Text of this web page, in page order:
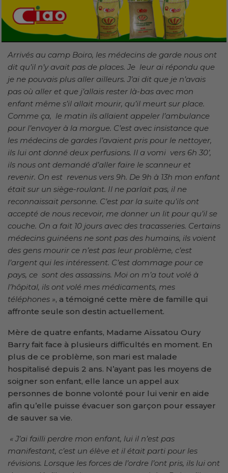
Arrivés au camp Boiro, les médecins de garde nous ont
dit qu’il n’y avait pas de places. Je leur ai répondu que
je ne pouvais plus aller ailleurs. J’ai dit que je n’avais
pas où aller et que j’allais rester là-bas avec mon
enfant même s’il allait mourir, qu’il meurt sur place.
Comme ça, le matin ils allaient appeler l’ambulance
pour l’envoyer à la morgue. C’est avec insistance que
les médecins de gardes l’avaient pris pour le nettoyer,
ils lui ont donné deux perfusions. Il a vomi vers 6h 30’,
ils nous ont demandé d’aller faire le scanneur et
revenir. On est revenus vers 9h. De 9h à 13h mon enfant
était sur un siège-roulant. Il ne parlait pas, il ne
reconnaissait personne. C’est par la suite qu’ils ont
accepté de nous recevoir, me donner un lit pour qu’il se
couche. On a fait 10 jours avec des tracasseries. Certains
médecins guinéens ne sont pas des humains, ils voient
des gens mourir ce n’est pas leur problème, c’est
l’argent qui les intéressent. C’est dommage pour ce
pays, ce sont des assassins. Moi on m’a tout volé à
l’hôpital, ils ont volé mes médicaments, mes
téléphones », a témoigné cette mère de famille qui
affronte seule son destin actuellement.
Mère de quatre enfants, Madame Aïssatou Oury
Barry fait face à plusieurs difficultés en moment. En
plus de ce problème, son mari est malade
hospitalisé depuis 2 ans. N’ayant pas les moyens de
soigner son enfant, elle lance un appel aux
personnes de bonne volonté pour lui venir en aide
afin qu’elle puisse évacuer son garçon pour essayer
de sauver sa vie.
« J’ai failli perdre mon enfant, lui il n’est pas
manifestant, c’est un élève et il était parti pour les
révisions. Lorsque les forces de l’ordre l’ont pris, ils lui ont